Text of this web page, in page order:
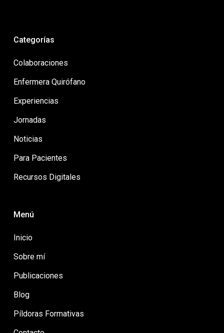
Categorías
Colaboraciones
Enfermera Quirófano
Experiencias
Jornadas
Noticias
Para Pacientes
Recursos Digitales
Menú
Inicio
Sobre mí
Publicaciones
Blog
Píldoras Formativas